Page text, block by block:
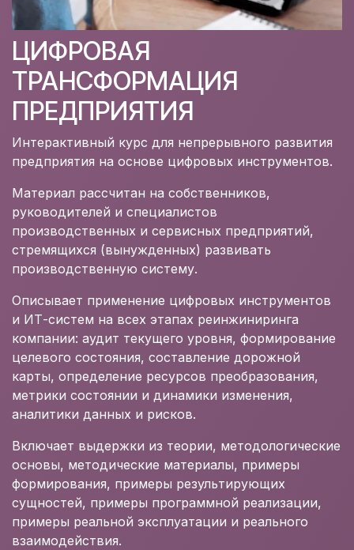
ЦИФРОВАЯ
ТРАНСФОРМАЦИЯ
ПРЕДПРИЯТИЯ
Интерактивный курс для непрерывного развития
предприятия на основе цифровых инструментов.
Материал рассчитан на собственников,
руководителей и специалистов
производственных и сервисных предприятий,
стремящихся (вынужденных) развивать
производственную систему.
Описывает применение цифровых инструментов
и ИТ-систем на всех этапах реинжиниринга
компании: аудит текущего уровня, формирование
целевого состояния, составление дорожной
карты, определение ресурсов преобразования,
метрики состоянии и динамики изменения,
аналитики данных и рисков.
Включает выдержки из теории, методологические
основы, методические материалы, примеры
формирования, примеры результирующих
сущностей, примеры программной реализации,
примеры реальной эксплуатации и реального
взаимодействия.